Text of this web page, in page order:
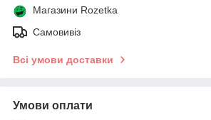
Магазини Rozetka
Самовивіз
Всі умови доставки
Умови оплати